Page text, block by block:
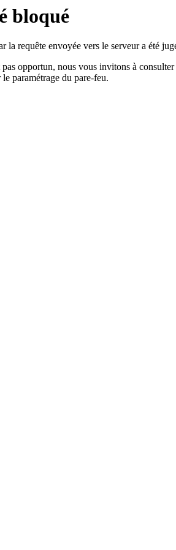
bloqué
requête envoyée vers le serveur a été
opportun, nous vous invitons à consulter
paramétrage du pare-feu.